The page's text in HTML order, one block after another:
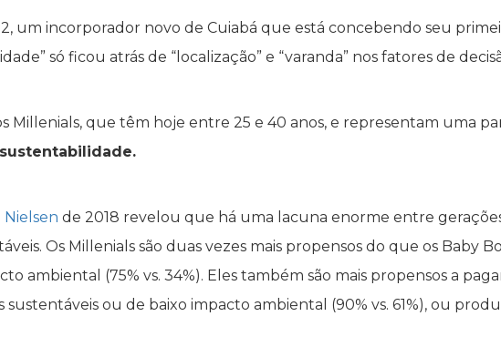
um incorporador novo de Cuiabá que está concebendo seu
só ficou atrás de “localização” e “varanda” nos fatores de
Millenials, que têm hoje entre 25 e 40 anos, e representam uma
Nielsen de 2018 revelou que há uma lacuna enorme entre
Os Millenials são duas vezes mais propensos do que os Baby
ambiental (75% vs. 34%). Eles também são mais propensos a
sustentáveis ou de baixo impacto ambiental (90% vs. 61%), ou